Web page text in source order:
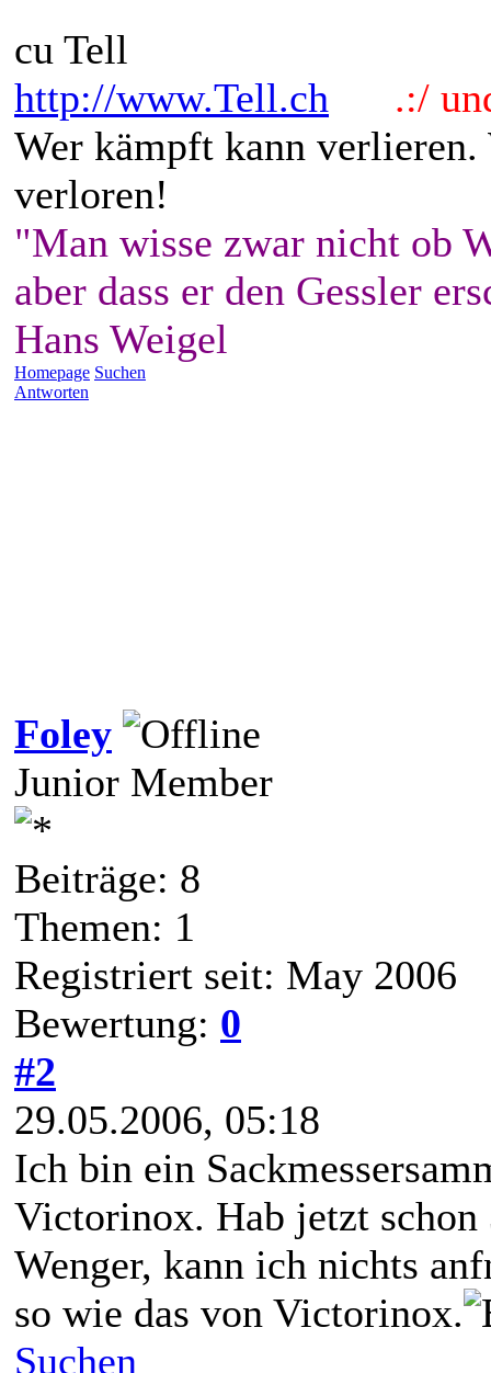
cu Tell
http://www.Tell.ch
.:/
Wer kämpft kann
verloren!
"Man wisse zwar nicht ob
aber dass er den Gessler
Hans Weigel
Homepage Suchen
Antworten
Foley
Junior Member
Beiträge: 8
Themen: 1
Registriert seit: May 2006
Bewertung: 0
#2
29.05.2006, 05:18
Ich bin ein
Victorinox. Hab jetzt schon
Wenger, kann ich nichts
so wie das von Victorinox.
Suchen